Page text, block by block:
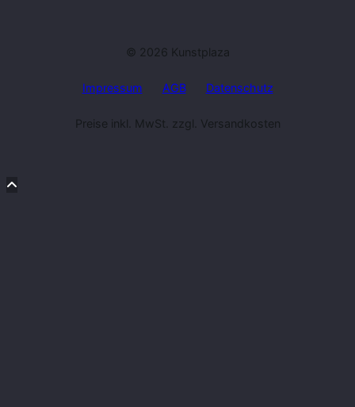
© 2026 Kunstplaza
Impressum AGB Datenschutz
Preise inkl. MwSt. zzgl. Versandkosten